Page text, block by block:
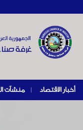
أخبار الاقتصاد |